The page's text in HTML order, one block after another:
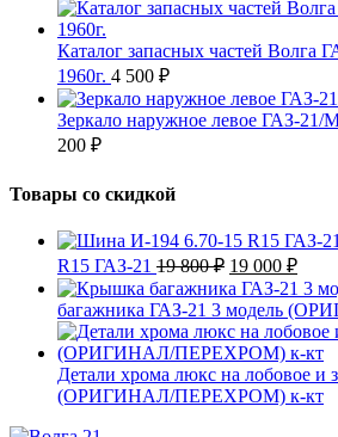
Каталог запасных частей Волга
1960г. 4 500 ₽
Зеркало наружное левое ГАЗ-
200 ₽
Товары со скидкой
R15 ГАЗ-21 19 800₽
цена
составляла
19
800 ₽.
19 000 ₽
цена:
19
000
багажника ГАЗ-21 3 модель
Детали хрома люкс на лобовое и
(ОРИГИНАЛ/ПЕРЕХРОМ) к-кт